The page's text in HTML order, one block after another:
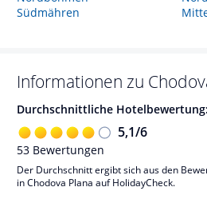
Südmähren
Informationen zu
Durchschnittliche Hotelbewertung:
5,1/6
53 Bewertungen
Der Durchschnitt ergibt sich aus den
in Chodova Plana auf HolidayCheck.